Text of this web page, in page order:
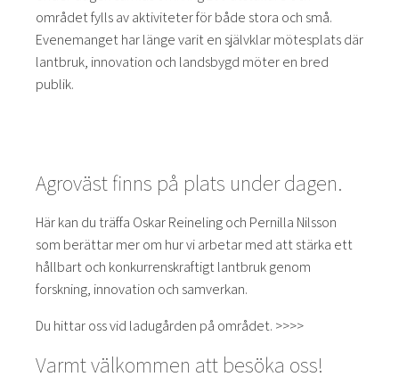
området fylls av aktiviteter för både stora och små.
Evenemanget har länge varit en självklar mötesplats där
lantbruk, innovation och landsbygd möter en bred
publik.
Agroväst finns på plats under dagen.
Här kan du träffa Oskar Reineling och Pernilla Nilsson
som berättar mer om hur vi arbetar med att stärka ett
hållbart och konkurrenskraftigt lantbruk genom
forskning, innovation och samverkan.
Du hittar oss vid ladugården på området. >>>>
Varmt välkommen att besöka oss!